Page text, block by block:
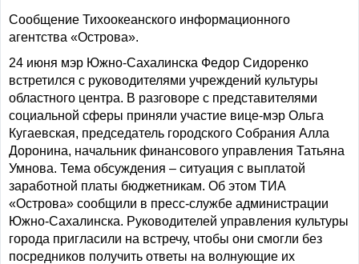
Сообщение Тихоокеанского информационного
агентства «Острова».
24 июня мэр Южно-Сахалинска Федор Сидоренко
встретился с руководителями учреждений культуры
областного центра. В разговоре с представителями
социальной сферы приняли участие вице-мэр Ольга
Кугаевская, председатель городского Собрания Алла
Доронина, начальник финансового управления Татьяна
Умнова. Тема обсуждения – ситуация с выплатой
заработной платы бюджетникам. Об этом ТИА
«Острова» сообщили в пресс-службе администрации
Южно-Сахалинска. Руководителей управления культуры
города пригласили на встречу, чтобы они смогли без
посредников получить ответы на волнующие их